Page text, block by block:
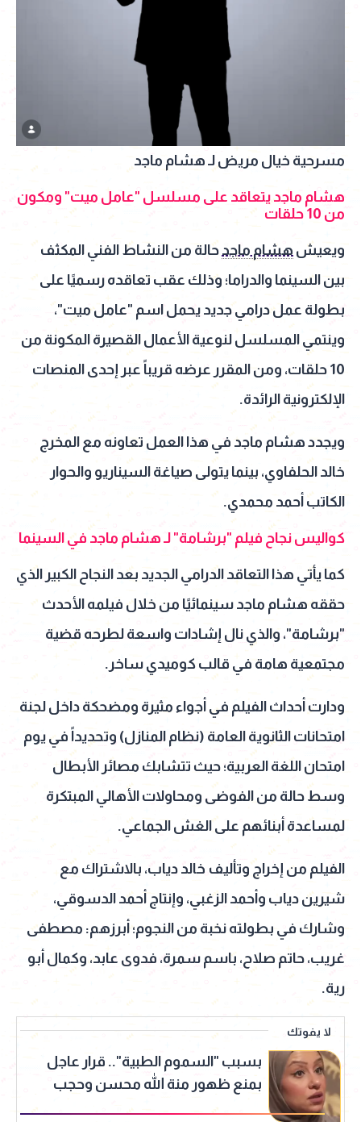
مسرحية خيال مريض لـ هشام ماجد
هشام ماجد يتعاقد على مسلسل "عامل ميت" ومكون
من 10 حلقات
ويعيش هشام ماجد حالة من النشاط الفني المكثف
بين السينما والدراما؛ وذلك عقب تعاقده رسميًا على
بطولة عمل درامي جديد يحمل اسم "عامل ميت"،
وينتمي المسلسل لنوعية الأعمال القصيرة المكونة من
10 حلقات، ومن المقرر عرضه قريباً عبر إحدى المنصات
الإلكترونية الرائدة.
ويجدد هشام ماجد في هذا العمل تعاونه مع المخرج
خالد الحلفاوي، بينما يتولى صياغة السيناريو والحوار
الكاتب أحمد محمدي.
كواليس نجاح فيلم "برشامة" لـ هشام ماجد في السينما
كما يأتي هذا التعاقد الدرامي الجديد بعد النجاح الكبير الذي
حققه هشام ماجد سينمائيًا من خلال فيلمه الأحدث
"برشامة"، والذي نال إشادات واسعة لطرحه قضية
مجتمعية هامة في قالب كوميدي ساخر.
ودارت أحداث الفيلم في أجواء مثيرة ومضحكة داخل لجنة
امتحانات الثانوية العامة (نظام المنازل) وتحديداً في يوم
امتحان اللغة العربية؛ حيث تتشابك مصائر الأبطال
وسط حالة من الفوضى ومحاولات الأهالي المبتكرة
لمساعدة أبنائهم على الغش الجماعي.
الفيلم من إخراج وتأليف خالد دياب، بالاشتراك مع
شيرين دياب وأحمد الزغبي، وإنتاج أحمد الدسوقي،
وشارك في بطولته نخبة من النجوم؛ أبرزهم: مصطفى
غريب، حاتم صلاح، باسم سمرة، فدوى عابد، وكمال أبو
رية.
لا يفوتك
بسبب "السموم الطبية".. قرار عاجل
بمنع ظهور منة الله محسن وحجب
صفحاتها على السوشيال ميديا